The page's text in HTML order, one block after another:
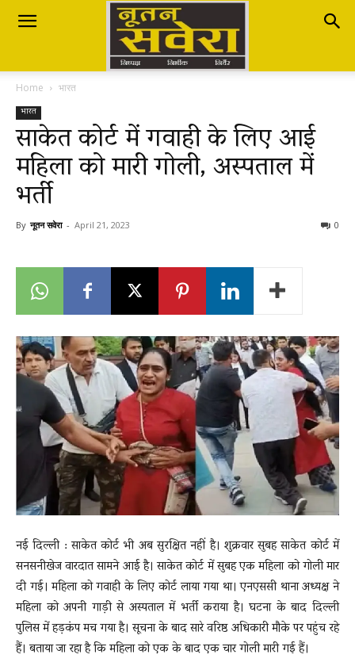
Nutan
Savera
नूतन
सवेरा
Breaking
News
Home भारत
भारत
साकेत कोर्ट में गवाही के लिए आई
महिला को मारी गोली, अस्पताल में
भर्ती
By नूतन सवेरा - April 21, 2023 0
नई दिल्ली : साकेत कोर्ट भी अब सुरक्षित नहीं है। शुक्रवार सुबह साकेत कोर्ट में
सनसनीखेज वारदात सामने आई है। साकेत कोर्ट में सुबह एक महिला को गोली मार
दी गई। महिला को गवाही के लिए कोर्ट लाया गया था। एनएससी थाना अध्यक्ष ने
महिला को अपनी गाड़ी से अस्पताल में भर्ती कराया है। घटना के बाद दिल्ली
पुलिस में हड़कंप मच गया है। सूचना के बाद सारे वरिष्ठ अधिकारी मौके पर पहुंच रहे
हैं। बताया जा रहा है कि महिला को एक के बाद एक चार गोली मारी गई हैं।